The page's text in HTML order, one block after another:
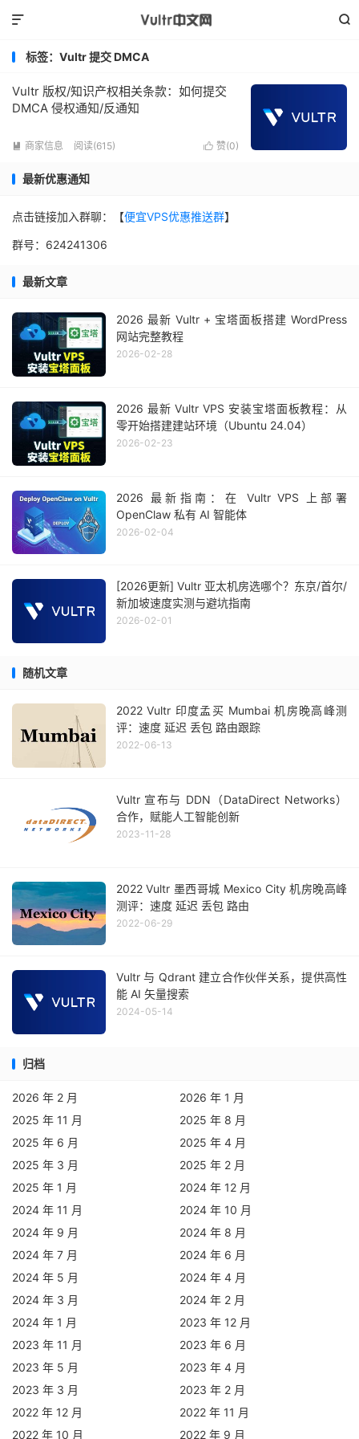


标签：Vultr 提交 DMCA
Vultr 版权/知识产权相关条款：如何提交
DMCA 侵权通知/反通知
 商家信息 阅读(615)  赞(0)
最新优惠通知
点击链接加入群聊：【便宜VPS优惠推送群】
群号：624241306
最新文章
2026 最新 Vultr + 宝塔面板搭建 WordPress
网站完整教程
2026-02-28
2026 最新 Vultr VPS 安装宝塔面板教程：从
零开始搭建建站环境（Ubuntu 24.04）
2026-02-23
2026 最新指南：在 Vultr VPS 上部署
OpenClaw 私有 AI 智能体
2026-02-04
[2026更新] Vultr 亚太机房选哪个？东京/首尔/
新加坡速度实测与避坑指南
2026-02-01
随机文章
2022 Vultr 印度孟买 Mumbai 机房晚高峰测
评：速度 延迟 丢包 路由跟踪
2022-06-13
Vultr 宣布与 DDN（DataDirect Networks）
合作，赋能人工智能创新
2023-11-28
2022 Vultr 墨西哥城 Mexico City 机房晚高峰
测评：速度 延迟 丢包 路由
2022-06-29
Vultr 与 Qdrant 建立合作伙伴关系，提供高性
能 AI 矢量搜索
2024-05-14
归档
2026 年 2 月
2026 年 1 月
2025 年 11 月
2025 年 8 月
2025 年 6 月
2025 年 4 月
2025 年 3 月
2025 年 2 月
2025 年 1 月
2024 年 12 月
2024 年 11 月
2024 年 10 月
2024 年 9 月
2024 年 8 月
2024 年 7 月
2024 年 6 月
2024 年 5 月
2024 年 4 月
2024 年 3 月
2024 年 2 月
2024 年 1 月
2023 年 12 月
2023 年 11 月
2023 年 6 月
2023 年 5 月
2023 年 4 月
2023 年 3 月
2023 年 2 月
2022 年 12 月
2022 年 11 月
2022 年 10 月
2022 年 9 月